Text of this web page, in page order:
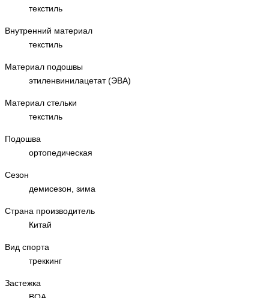
текстиль
Внутренний материал
текстиль
Материал подошвы
этиленвинилацетат (ЭВА)
Материал стельки
текстиль
Подошва
ортопедическая
Сезон
демисезон, зима
Страна производитель
Китай
Вид спорта
треккинг
Застежка